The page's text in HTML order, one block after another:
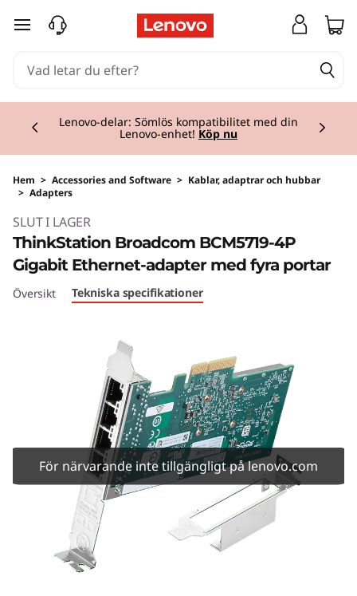
hoppa vidare till huvudinnehållet
Lenovo-delar: Sömlös kompatibilitet med din
Lenovo-enhet! Köp nu
Hem > Accessories and Software > Kablar, adaptrar och hubbar
> Adapters
SLUT I LAGER
ThinkStation Broadcom BCM5719-4P
Gigabit Ethernet-adapter med fyra portar
Översikt Tekniska specifikationer
För närvarande inte tillgängligt på lenovo.com